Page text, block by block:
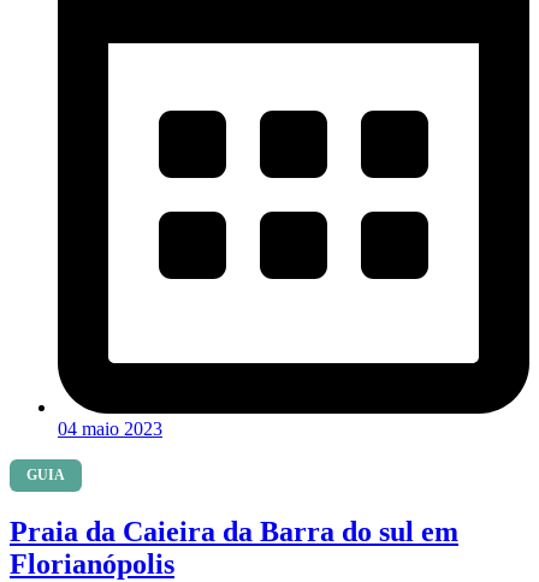
04 maio 2023
GUIA
Praia da Caieira da Barra do sul em
Florianópolis